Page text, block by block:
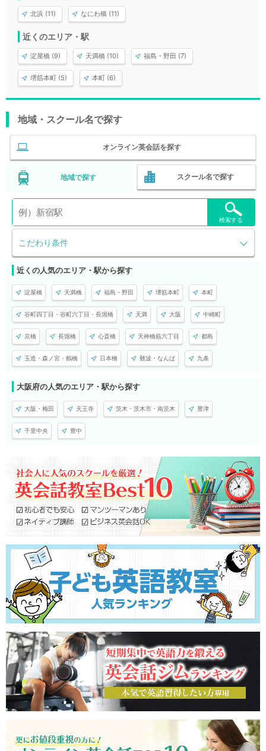
北浜 (11) なにわ橋 (11)
近くのエリア・駅
淀屋橋 (9) 天満橋 (10) 福島・野田 (7)
堺筋本町 (5) 本町 (6)
地域・スクール名で探す
オンライン英会話を探す
地域で探す スクール名で探す
こだわり条件
検索する
近くの人気のエリア・駅から探す
淀屋橋 天満橋 福島・野田 堺筋本町 本町
谷町四丁目・谷町六丁目・長堀橋 天満 大阪 中崎町
京橋 長堀橋 心斎橋 天神橋筋六丁目 都島
玉造・森ノ宮・鶴橋 日本橋 難波・なんば 九条
大阪府の人気のエリア・駅から探す
大阪・梅田 天王寺 茨木・茨木市・南茨木 豊津
千里中央 豊中